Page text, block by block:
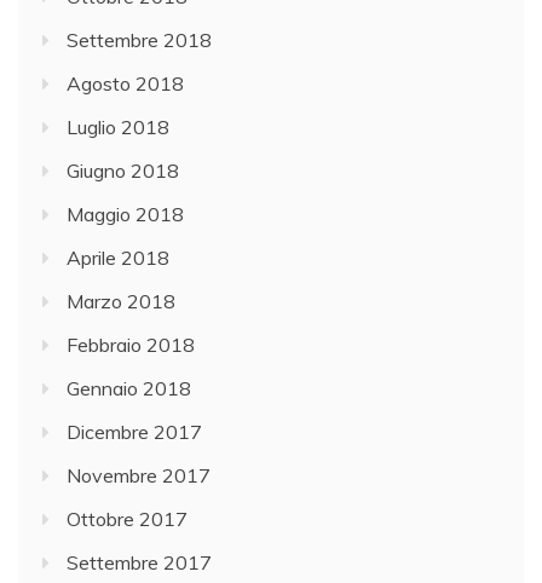
Settembre 2018
Agosto 2018
Luglio 2018
Giugno 2018
Maggio 2018
Aprile 2018
Marzo 2018
Febbraio 2018
Gennaio 2018
Dicembre 2017
Novembre 2017
Ottobre 2017
Settembre 2017